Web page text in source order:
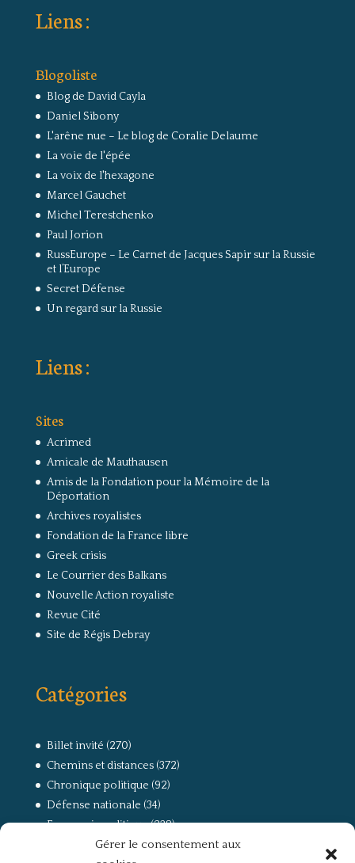
Gérer le consentement aux
Liens :
Blogoliste
Blog de David Cayla
Daniel Sibony
L'arêne nue – Le blog de Coralie Delaume
La voie de l'épée
La voix de l'hexagone
Marcel Gauchet
Michel Terestchenko
Paul Jorion
RussEurope – Le Carnet de Jacques Sapir sur la Russie
et l’Europe
Secret Défense
Un regard sur la Russie
Liens :
Sites
Acrimed
Amicale de Mauthausen
Amis de la Fondation pour la Mémoire de la
Déportation
Archives royalistes
Fondation de la France libre
Greek crisis
Le Courrier des Balkans
Nouvelle Action royaliste
Revue Cité
Site de Régis Debray
Catégories
Billet invité (270)
Chemins et distances(372)
Chronique politique (92)
Défense nationale (34)
Economie politique(238)
(168)